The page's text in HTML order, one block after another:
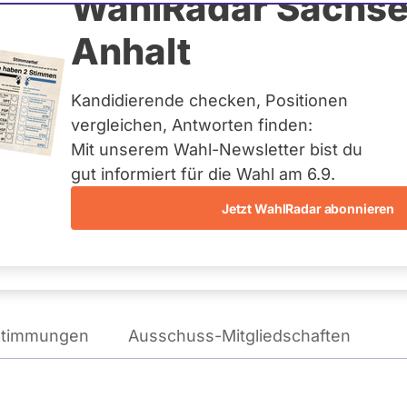
Anhalt
Kandidierende checken, Positionen
vergleichen, Antworten finden:
Mit unserem Wahl-Newsletter bist du
gut informiert für die Wahl am 6.9.
Jetzt WahlRadar abonnieren
Barnim III
WAHLKAMPFPOSITIONEN
Ausschuss-Mitgliedschaften